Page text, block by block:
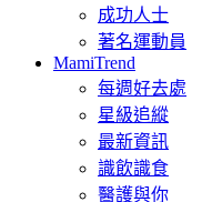
成功人士
著名運動員
MamiTrend
每週好去處
星級追縱
最新資訊
識飲識食
醫護與你